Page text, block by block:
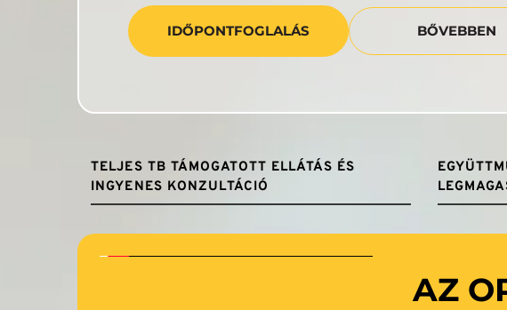
IDŐPONTFOGLALÁS BŐVEBBEN
TELJES TB TÁMOGATOTT ELLÁTÁS ÉS
INGYENES KONZULTÁCIÓ
AZ